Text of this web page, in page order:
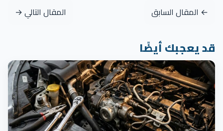
← المقال السابق المقال التالي →
قد يعجبك أيضًا